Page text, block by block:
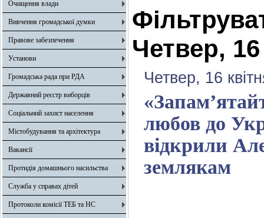
Очищення влади
Вивчення громадської думки
Правове забезпечення
Установи
Громадська рада при РДА
Державний реєстр виборців
Соціальний захист населення
Містобудування та архітектура
Вакансії
Протидія домашнього насильства
Служба у справах дітей
Протоколи комісії ТЕБ та НС
Четвер, 16
Четвер, 16
любов до
відкрили
землякам